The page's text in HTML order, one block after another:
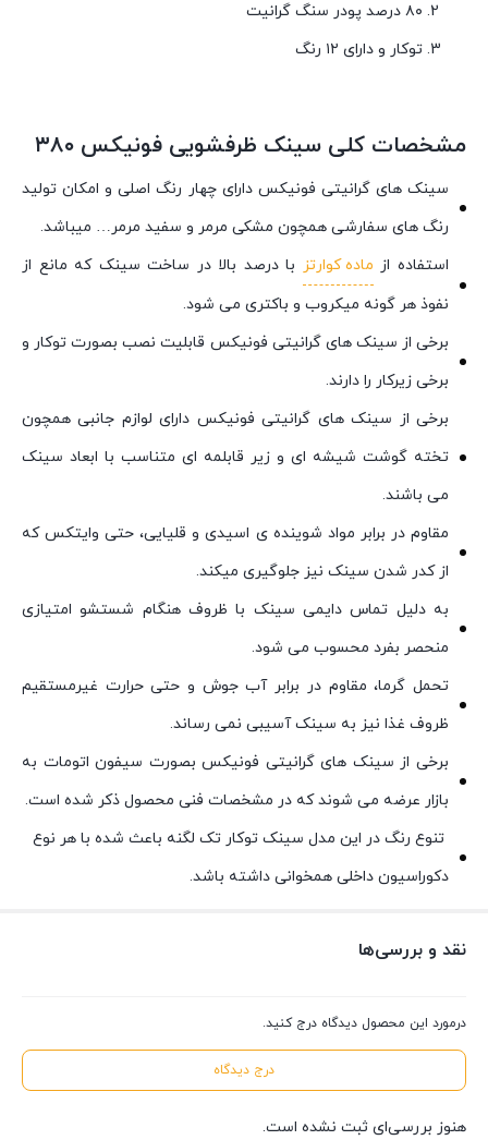
۸۰ درصد پودر سنگ گرانیت
توکار و دارای ۱۲ رنگ
مشخصات کلی سینک ظرفشویی فونیکس ۳۸۰
سینک های گرانیتی فونیکس دارای چهار رنگ اصلی و امکان تولید
رنگ های سفارشی همچون مشکی مرمر و سفید مرمر… میباشد.
استفاده از ماده کوارتز با درصد بالا در ساخت سینک که مانع از
نفوذ هر گونه میکروب و باکتری می شود.
برخی از سینک های گرانیتی فونیکس قابلیت نصب بصورت توکار و
برخی زیرکار را دارند.
برخی از سینک های گرانیتی فونیکس دارای لوازم جانبی همچون
تخته گوشت شیشه ای و زیر قابلمه ای متناسب با ابعاد سینک
می باشند.
مقاوم در برابر مواد شوینده ی اسیدی و قلیایی، حتی وایتکس که
از کدر شدن سینک نیز جلوگیری میکند.
به دلیل تماس دایمی سینک با ظروف هنگام شستشو امتیازی
منحصر بفرد محسوب می شود.
تحمل گرما، مقاوم در برابر آب جوش و حتی حرارت غیرمستقیم
ظروف غذا نیز به سینک آسیبی نمی رساند.
برخی از سینک های گرانیتی فونیکس بصورت سیفون اتومات به
بازار عرضه می شوند که در مشخصات فنی محصول ذکر شده است.
تنوع رنگ در این مدل سینک توکار تک لگنه باعث شده با هر نوع
دکوراسیون داخلی همخوانی داشته باشد.
نقد و بررسی‌ها
درمورد این محصول دیدگاه درج کنید.
درج دیدگاه
هنوز بررسی‌ای ثبت نشده است.